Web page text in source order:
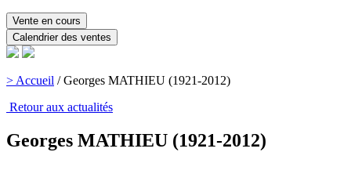
Vente en cours
Calendrier des ventes
> Accueil /Georges MATHIEU (1921-2012)
Retour aux actualités
Georges MATHIEU (1921-2012)